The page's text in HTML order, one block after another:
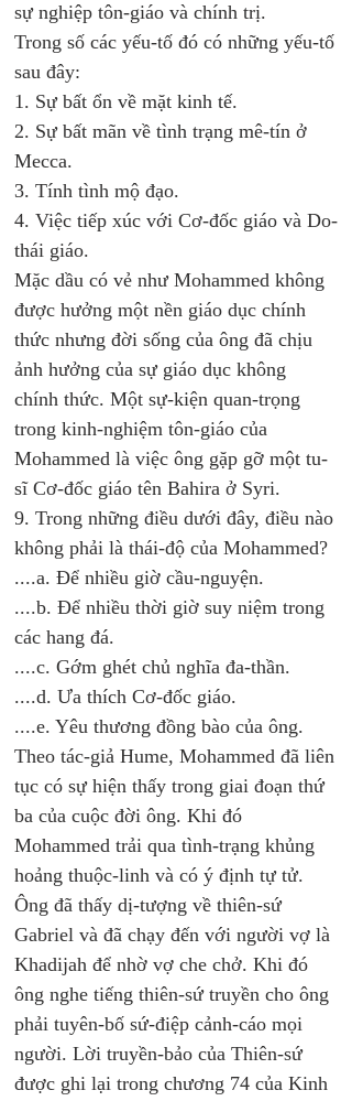
sự nghiệp tôn-giáo và chính trị.
Trong số các yếu-tố đó có những yếu-tố
sau đây:
1. Sự bất ổn về mặt kinh tế.
2. Sự bất mãn về tình trạng mê-tín ở
Mecca.
3. Tính tình mộ đạo.
4. Việc tiếp xúc với Cơ-đốc giáo và Do-
thái giáo.
Mặc dầu có vẻ như Mohammed không
được hưởng một nền giáo dục chính
thức nhưng đời sống của ông đã chịu
ảnh hưởng của sự giáo dục không
chính thức. Một sự-kiện quan-trọng
trong kinh-nghiệm tôn-giáo của
Mohammed là việc ông gặp gỡ một tu-
sĩ Cơ-đốc giáo tên Bahira ở Syri.
9. Trong những điều dưới đây, điều nào
không phải là thái-độ của Mohammed?
....a. Để nhiều giờ cầu-nguyện.
....b. Để nhiều thời giờ suy niệm trong
các hang đá.
....c. Gớm ghét chủ nghĩa đa-thần.
....d. Ưa thích Cơ-đốc giáo.
....e. Yêu thương đồng bào của ông.
Theo tác-giả Hume, Mohammed đã liên
tục có sự hiện thấy trong giai đoạn thứ
ba của cuộc đời ông. Khi đó
Mohammed trải qua tình-trạng khủng
hoảng thuộc-linh và có ý định tự tử.
Ông đã thấy dị-tượng về thiên-sứ
Gabriel và đã chạy đến với người vợ là
Khadijah để nhờ vợ che chở. Khi đó
ông nghe tiếng thiên-sứ truyền cho ông
phải tuyên-bố sứ-điệp cảnh-cáo mọi
người. Lời truyền-bảo của Thiên-sứ
được ghi lại trong chương 74 của Kinh